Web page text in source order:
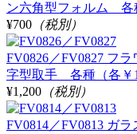
ン六角型フォルム 各
¥700 （税別）
FV0826／FV0827 フ
字型取手 各種（各￥
¥1,200 （税別）
FV0814／FV0813